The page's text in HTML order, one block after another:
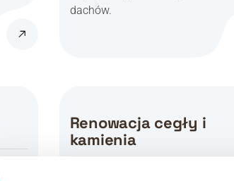
dachów.
Renowacja cegły i
kamienia